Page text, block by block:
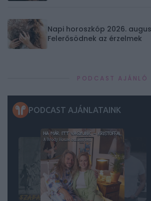
Napi horoszkóp 2026.
Felerősödnek az érzelmek
PODCAST AJÁNLÓ